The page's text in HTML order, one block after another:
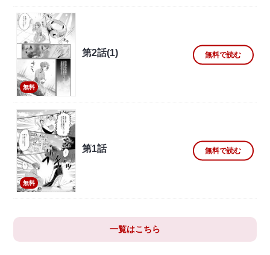
無料
第2話(1) 無料で読む
無料
第1話 無料で読む
一覧はこちら